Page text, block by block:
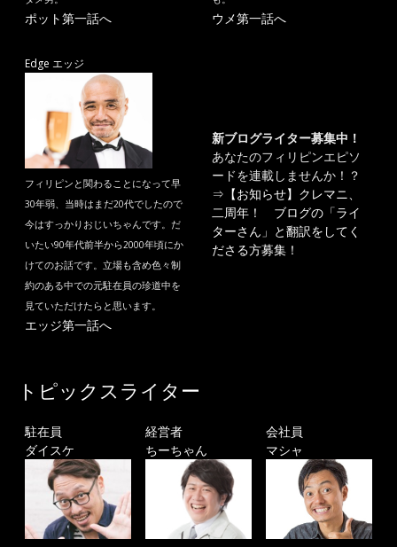
ポット第一話へ ウメ第一話へ
Edge エッジ
フィリピンと関わることになって早
30年弱、当時はまだ20代でしたので
今はすっかりおじいちゃんです。だ
いたい90年代前半から2000年頃にか
けてのお話です。立場も含め色々制
約のある中での元駐在員の珍道中を
見ていただけたらと思います。
エッジ第一話へ
新ブログライター募集中！
あなたのフィリピンエピソ
ードを連載しませんか！？
⇒ 【お知らせ】クレマニ、
二周年！ ブログの「ライ
ターさん」と翻訳をしてく
ださる方募集！
トピックスライター
駐在員
ダイスケ
経営者
ちーちゃん
会社員
マシャ